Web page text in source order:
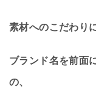
素材へのこだわり
ブランド名を前面
の、